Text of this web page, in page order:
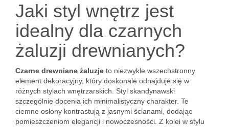
Jaki styl wnętrz jest
idealny dla czarnych
żaluzji drewnianych?
Czarne drewniane żaluzje to niezwykle wszechstronny
element dekoracyjny, który doskonale odnajduje się w
różnych stylach wnętrzarskich. Styl skandynawski
szczególnie docenia ich minimalistyczny charakter. Te
ciemne osłony kontrastują z jasnymi ścianami, dodając
pomieszczeniom elegancji i nowoczesności. Z kolei w stylu